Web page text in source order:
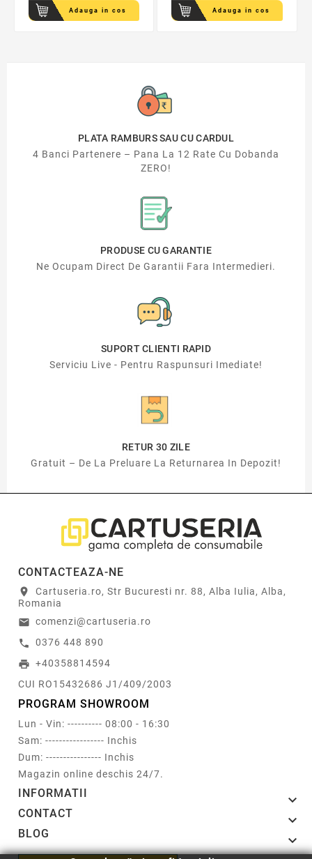
Adauga in cos Adauga in cos
PLATA RAMBURS SAU CU CARDUL
4 Banci Partenere – Pana La 12 Rate Cu Dobanda
ZERO!
PRODUSE CU GARANTIE
Ne Ocupam Direct De Garantii Fara Intermedieri.
SUPORT CLIENTI RAPID
Serviciu Live - Pentru Raspunsuri Imediate!
RETUR 30 ZILE
Gratuit – De La Preluare La Returnarea In Depozit!
CONTACTEAZA-NE
location_on
Cartuseria.ro, Str Bucuresti nr. 88, Alba Iulia, Alba,
Romania
email comenzi@cartuseria.ro
call 0376 448 890
print +40358814594
CUI RO15432686 J1/409/2003
PROGRAM SHOWROOM
Lun - Vin: ---------- 08:00 - 16:30
Sam: ----------------- Inchis
Dum: ---------------- Inchis
Magazin online deschis 24/7.
INFORMATII 
CONTACT 
BLOG 